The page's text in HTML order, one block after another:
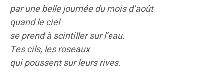
par une belle journée du mois d’août
quand le ciel
se prend à scintiller sur l’eau.
Tes cils, les roseaux
qui poussent sur leurs rives.